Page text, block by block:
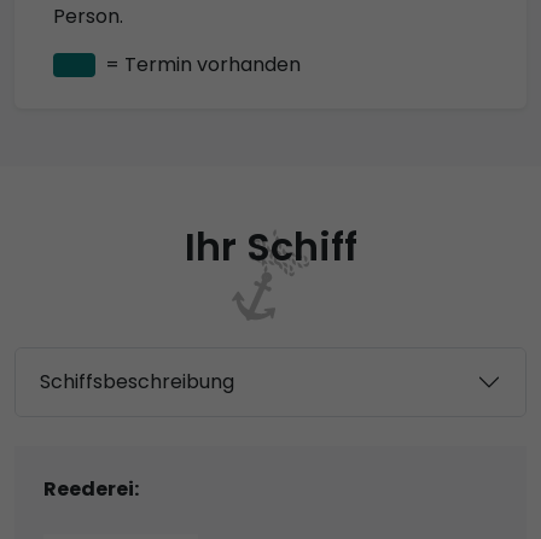
Person.
= Termin vorhanden
Ihr Schiff
Schiffsbeschreibung
Reederei: